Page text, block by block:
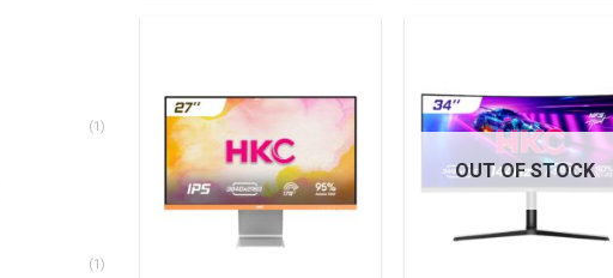
(1)
(1)
OUT OF STOCK